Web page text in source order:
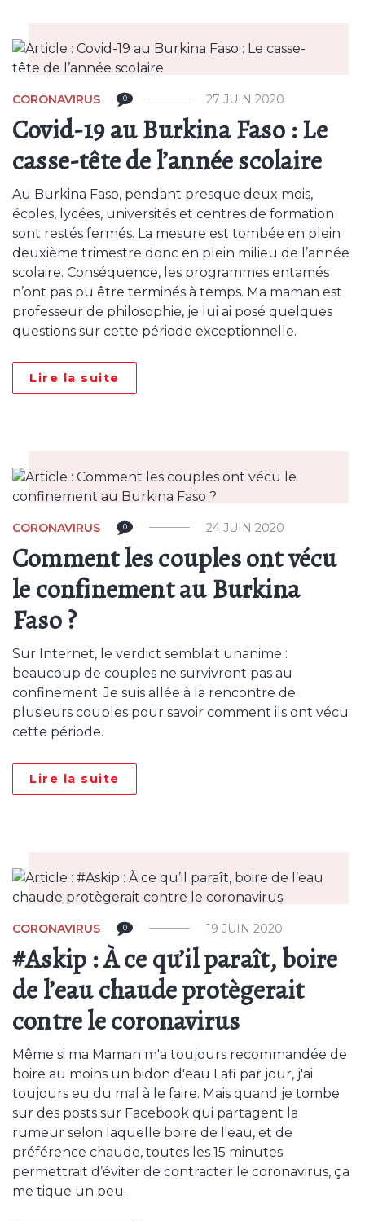
CORONAVIRUS 0 27 JUIN 2020
Covid-19 au Burkina Faso : Le
casse-tête de l’année scolaire
Au Burkina Faso, pendant presque deux mois,
écoles, lycées, universités et centres de formation
sont restés fermés. La mesure est tombée en plein
deuxième trimestre donc en plein milieu de l’année
scolaire. Conséquence, les programmes entamés
n’ont pas pu être terminés à temps. Ma maman est
professeur de philosophie, je lui ai posé quelques
questions sur cette période exceptionnelle.
Lire la suite
CORONAVIRUS 0 24 JUIN 2020
Comment les couples ont vécu
le confinement au Burkina
Faso ?
Sur Internet, le verdict semblait unanime :
beaucoup de couples ne survivront pas au
confinement. Je suis allée à la rencontre de
plusieurs couples pour savoir comment ils ont vécu
cette période.
Lire la suite
CORONAVIRUS 0 19 JUIN 2020
#Askip : À ce qu’il paraît, boire
de l’eau chaude protègerait
contre le coronavirus
Même si ma Maman m'a toujours recommandée de
boire au moins un bidon d'eau Lafi par jour, j'ai
toujours eu du mal à le faire. Mais quand je tombe
sur des posts sur Facebook qui partagent la
rumeur selon laquelle boire de l'eau, et de
préférence chaude, toutes les 15 minutes
permettrait d’éviter de contracter le coronavirus, ça
me tique un peu.